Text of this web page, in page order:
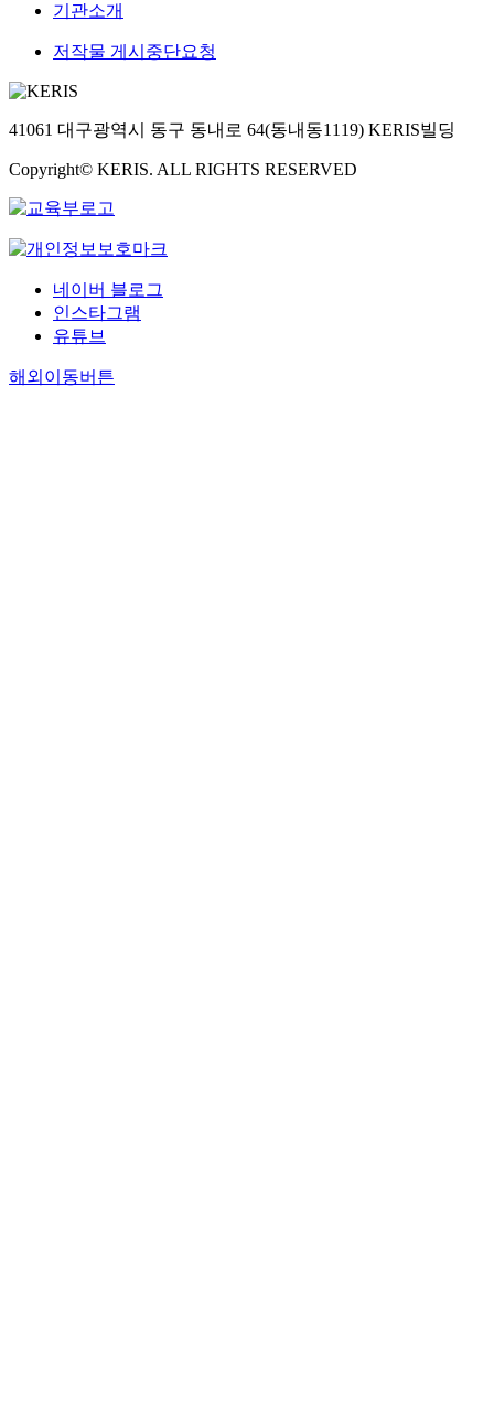
기관소개
저작물 게시중단요청
41061 대구광역시 동구 동내로 64(동내동1119) KERIS빌딩
Copyright© KERIS. ALL RIGHTS RESERVED
네이버 블로그
인스타그램
유튜브
해외이동버튼